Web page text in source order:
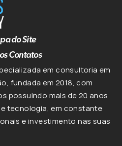
do Site
Contatos
em consultoria em
fundada em 2018, com
possuindo mais de 20 anos
tecnologia, em constante
e investimento nas suas